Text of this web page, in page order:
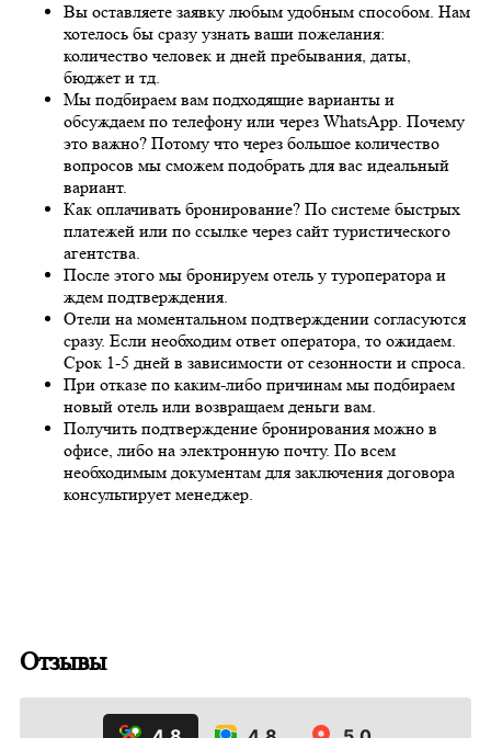
Вы оставляете заявку любым удобным способом. Нам
хотелось бы сразу узнать ваши пожелания:
количество человек и дней пребывания, даты,
бюджет и тд.
Мы подбираем вам подходящие варианты и
обсуждаем по телефону или через WhatsApp. Почему
это важно? Потому что через большое количество
вопросов мы сможем подобрать для вас идеальный
вариант.
Как оплачивать бронирование? По системе быстрых
платежей или по ссылке через сайт туристического
агентства.
После этого мы бронируем отель у туроператора и
ждем подтверждения.
Отели на моментальном подтверждении согласуются
сразу. Если необходим ответ оператора, то ожидаем.
Срок 1-5 дней в зависимости от сезонности и спроса.
При отказе по каким-либо причинам мы подбираем
новый отель или возвращаем деньги вам.
Получить подтверждение бронирования можно в
офисе, либо на электронную почту. По всем
необходимым документам для заключения договора
консультирует менеджер.
Отзывы